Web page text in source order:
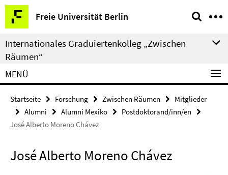
Springe
direkt
zu
Inhalt
Freie Universität Berlin
Service-
Navigation
Internationales Graduiertenkolleg „Zwischen
Räumen“
MENÜ
Startseite Forschung Zwischen Räumen
Mitglieder
Alumni
Alumni Mexiko
Postdoktorand/inn/en
José Alberto Moreno Chávez
José Alberto Moreno Chávez